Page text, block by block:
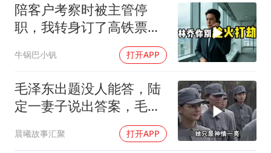
陪客户考察时被主管停
职，我转身订了高铁票。
2小时后总监急疯了：12
亿合同没你根本签不了
牛锅巴小钒 打开APP
毛泽东出题没人能答，陆
定一妻子说出答案，毛主
晨曦故事汇聚 打开APP